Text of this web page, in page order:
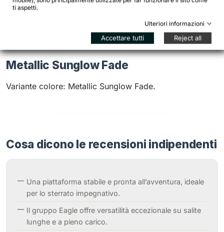
Metallic Sunglow Fade
Variante colore: Metallic Sunglow Fade.
Cosa dicono le recensioni indipendenti
Una piattaforma stabile e pronta all’avventura, ideale
per lo sterrato impegnativo.
Il gruppo Eagle offre versatilità eccezionale su salite
lunghe e a pieno carico.
ti aspetti.
Ulteriori informazioni
Accettare tutti Reject all